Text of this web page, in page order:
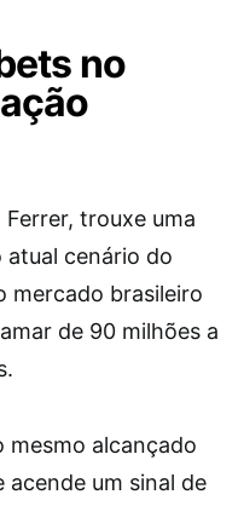
no
Ferrer, trouxe uma
atual cenário do
mercado brasileiro
de 90 milhões a
mesmo alcançado
acende um sinal de